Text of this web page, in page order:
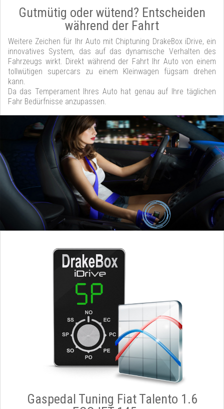
Gutmütig oder wütend? Entscheiden
während der Fahrt
Weitere Zeichen für Ihr Auto mit Chiptuning DrakeBox iDrive, ein
innovatives System, das auf das dynamische Verhalten des
Fahrzeugs wirkt. Direkt während der Fahrt Ihr Auto von einem
tollwütigen supercars zu einem Kleinwagen fügsam drehen
kann.
Da das Temperament Ihres Auto hat genau auf Ihre täglichen
Fahr Bedürfnisse anzupassen.
Gaspedal Tuning Fiat Talento 1.6